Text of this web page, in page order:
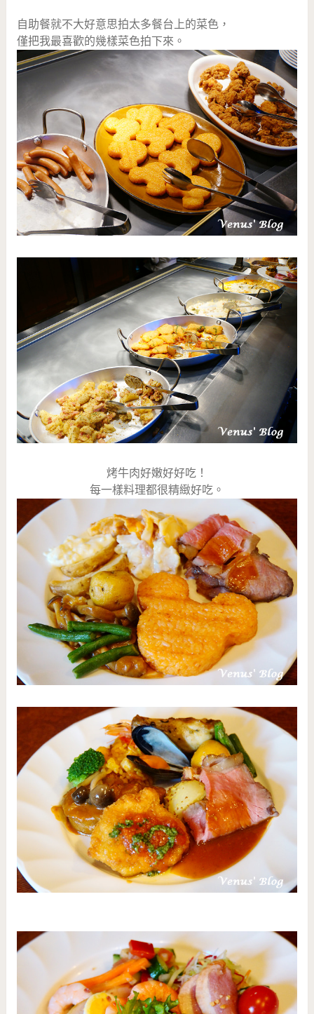
自助餐就不大好意思拍太多餐台上的菜色，
僅把我最喜歡的幾樣菜色拍下來。
烤牛肉好嫩好好吃！
每一樣料理都很精緻好吃。